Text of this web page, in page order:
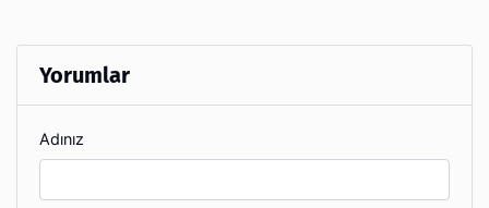
Yorumlar
Adınız